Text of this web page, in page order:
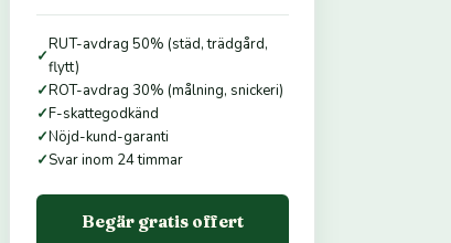
✓
RUT-avdrag 50% (städ, trädgård,
flytt)
✓ROT-avdrag 30% (målning, snickeri)
✓F-skattegodkänd
✓Nöjd-kund-garanti
✓Svar inom 24 timmar
Begär gratis offert